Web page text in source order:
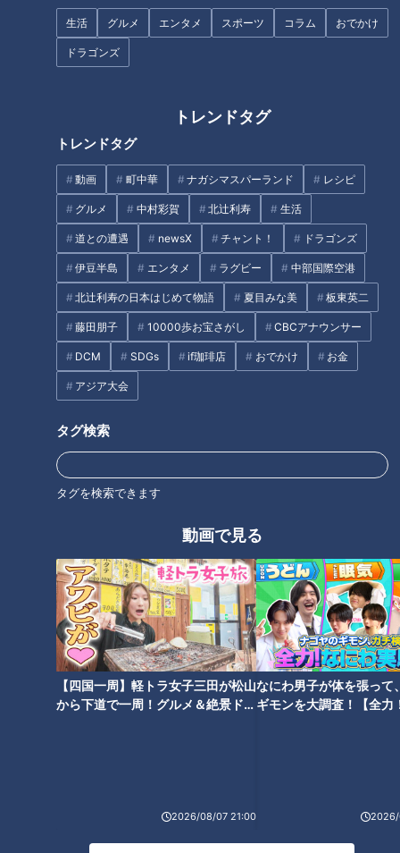
生活 グルメ エンタメ スポーツ コラム おでかけ
ドラゴンズ
トレンドタグ
トレンドタグ
動画 町中華 ナガシマスパーランド レシピ
グルメ 中村彩賀 北辻利寿 生活
道との遭遇 newsX チャント！ ドラゴンズ
伊豆半島 エンタメ ラグビー 中部国際空港
北辻利寿の日本はじめて物語 夏目みな美 板東英二
藤田朋子 10000歩お宝さがし CBCアナウンサー
DCM SDGs if珈琲店 おでかけ お金
アジア大会
タグ検索
タグを検索できます
動画で見る
【四国一周】軽トラ女子三田が松山
から下道で一周！グルメ＆絶景ドラ
2026/08/07 21:00
なにわ男子が体を張って
ギモンを大調査！【全力
2026/
絶景ドライブ⑱
ドキュメンタリー WEB限定
オススメ関連コンテンツ
殺人事件‥孤独死‥自殺‥あなた
の家は大丈夫？ “事故物件”専門
で見えてきた“事故物件”の真相
とは！？
最期の見送りも“家族”として…
【奇跡の物語】コロナ禍で最愛
の夫が急死‥“創業50年の人気レ
ストラン”を閉店の危機から救っ
たのは夫が長年書き溜めた日記
「命の選別」なのか？出生前診
断で「異常あり」‥重い選択を
迫られた女性たちとその家族の
物語